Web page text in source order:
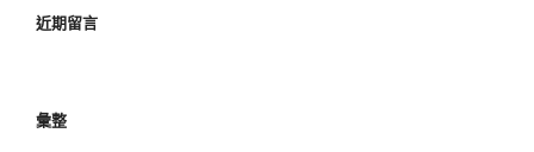
近期留言
彙整